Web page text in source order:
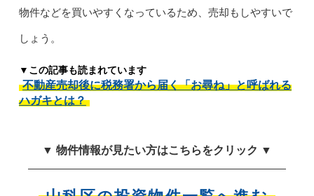
物件などを買いやすくなっているため、売却もしやすいで
しょう。
▼この記事も読まれています
不動産売却後に税務署から届く「お尋ね」と呼ばれる
ハガキとは？
▼ 物件情報が見たい方はこちらをクリック ▼